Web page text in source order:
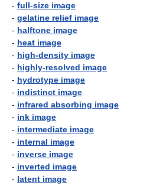
- full-size image
- gelatine relief image
- halftone image
- heat image
- high-density image
- highly-resolved image
- hydrotype image
- indistinct image
- infrared absorbing image
- ink image
- intermediate image
- internal image
- inverse image
- inverted image
- latent image